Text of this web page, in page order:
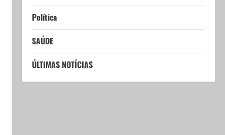
Política
SAÚDE
ÚLTIMAS NOTÍCIAS